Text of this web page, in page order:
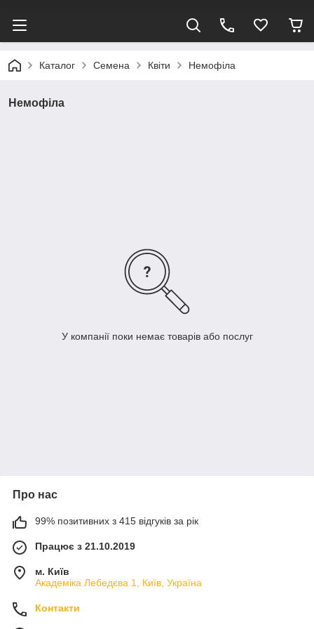
Каталог Семена Квіти Немофіла
Немофіла
У компанії поки немає товарів або послуг
Про нас
99% позитивних з 415 відгуків за рік
Працює з 21.10.2019
м. Київ
Академіка Лебедєва 1, Київ, Україна
Контакти